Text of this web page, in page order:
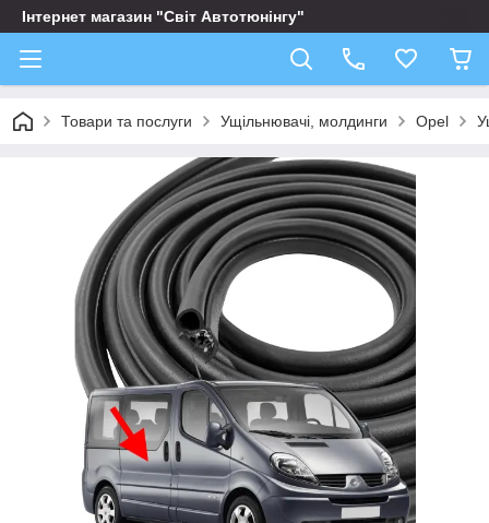
Інтернет магазин "Світ Автотюнінгу"
Товари та послуги Ущільнювачі, молдинги Opel